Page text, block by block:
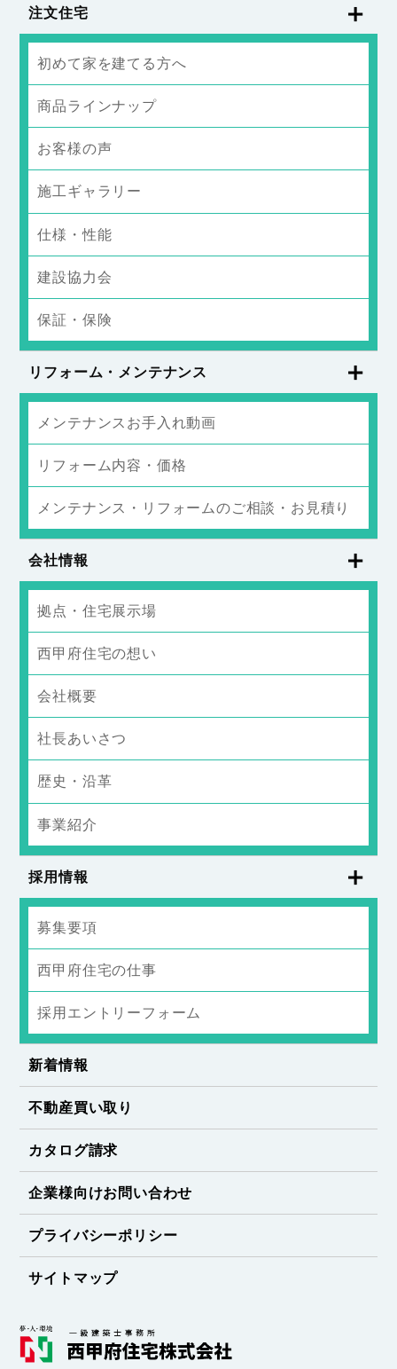
注文住宅
初めて家を建てる方へ
商品ラインナップ
お客様の声
施工ギャラリー
仕様・性能
建設協力会
保証・保険
リフォーム・メンテナンス
メンテナンスお手入れ動画
リフォーム内容・価格
メンテナンス・リフォームのご相談・お見積り
会社情報
拠点・住宅展示場
西甲府住宅の想い
会社概要
社長あいさつ
歴史・沿革
事業紹介
採用情報
募集要項
西甲府住宅の仕事
採用エントリーフォーム
新着情報
不動産買い取り
カタログ請求
企業様向けお問い合わせ
プライバシーポリシー
サイトマップ